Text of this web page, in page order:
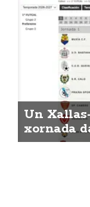
Un
xornada